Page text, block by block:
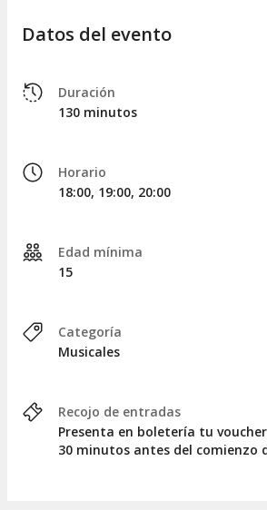
Datos del evento
Duración
130 minutos
Horario
18:00, 19:00, 20:00
Edad mínima
15
Categoría
Musicales
Recojo de entradas
Presenta en boletería tu
30 minutos antes del comienzo